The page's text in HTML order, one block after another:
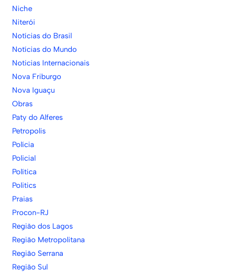
Niche
Niterói
Notícias do Brasil
Notícias do Mundo
Noticias Internacionais
Nova Friburgo
Nova Iguaçu
Obras
Paty do Alferes
Petropolis
Polícia
Policial
Política
Politics
Praias
Procon-RJ
Região dos Lagos
Região Metropolitana
Região Serrana
Região Sul